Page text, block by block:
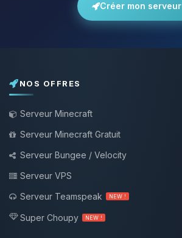
Créer mon serveur
NOS OFFRES
Serveur Minecraft
Serveur Minecraft Gratuit
Serveur Bungee / Velocity
Serveur VPS
Serveur Teamspeak
NEW !
Super Choupy NEW !